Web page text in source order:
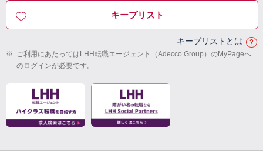
キープリスト
キープリストとは
※ ご利用にあたってはLHH転職エージェント（Adecco Group）のMyPageへ
のログインが必要です。